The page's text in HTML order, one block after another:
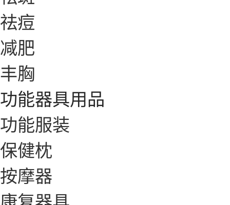
祛痘
减肥
丰胸
功能器具用品
功能服装
保健枕
按摩器